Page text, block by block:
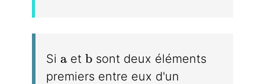
Si a
a et b
b sont deux éléments
premiers entre eux d'un